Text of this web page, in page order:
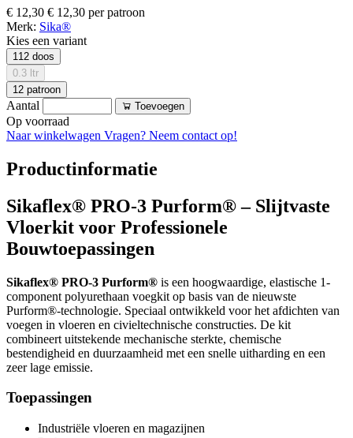
€ 12,30 € 12,30 per patroon
Merk: Sika®
Kies een variant
112 doos
0.3 ltr
12 patroon
Aantal Toevoegen
Op voorraad
Naar winkelwagen Vragen? Neem contact op!
Productinformatie
Sikaflex® PRO-3 Purform® – Slijtvaste
Vloerkit voor Professionele
Bouwtoepassingen
Sikaflex® PRO-3 Purform® is een hoogwaardige, elastische 1-
component polyurethaan voegkit op basis van de nieuwste
Purform®-technologie. Speciaal ontwikkeld voor het afdichten van
voegen in vloeren en civieltechnische constructies. De kit
combineert uitstekende mechanische sterkte, chemische
bestendigheid en duurzaamheid met een snelle uitharding en een
zeer lage emissie.
Toepassingen
Industriële vloeren en magazijnen